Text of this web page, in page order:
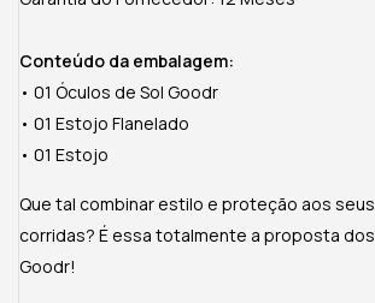
Conteúdo da embalagem:
• 01 Óculos de Sol Goodr
• 01 Estojo Flanelado
• 01 Estojo
Que tal combinar estilo e proteção aos
corridas? É essa totalmente a proposta dos
Goodr!